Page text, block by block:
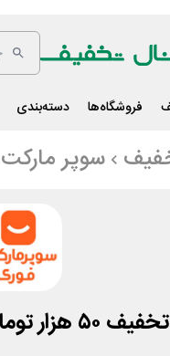
فروشگاه‌ها دسته‌بندی
سوپر مارکت
غذای سگ و گربه دیجی جت